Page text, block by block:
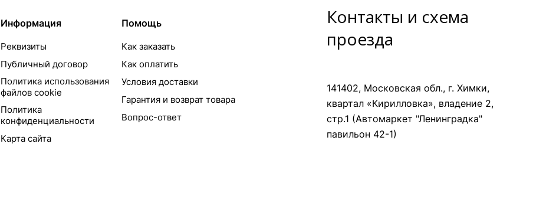
Информация
Реквизиты
Публичный договор
Политика использования
файлов cookie
Политика
конфиденциальности
Карта сайта
Помощь
Как заказать
Как оплатить
Условия доставки
Гарантия и возврат товара
Вопрос-ответ
Контакты и схема
проезда
141402, Московская обл., г. Химки,
квартал «Кирилловка», владение 2,
стр.1 (Автомаркет "Ленинградка"
павильон 42-1)